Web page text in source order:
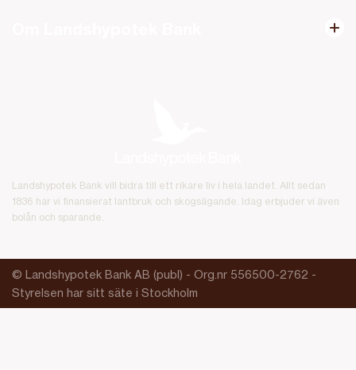
Landshypotek Bank vill bidra till ett rikare liv i hela landet. Allt sedan
1836 har vi finansierat lantbruk och skogsägande. Idag erbjuder vi även
bolån och sparande.
© Landshypotek Bank AB (publ) - Org.nr 556500-2762 -
Styrelsen har sitt säte i Stockholm